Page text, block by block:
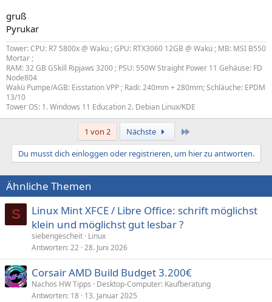
gruß
Pyrukar
Tower: CPU: R7 5800x @ Wakü ; GPU: RTX3060 12GB @ Wakü ; MB: MSI B550
Mortar ;
RAM: 32 GB GSkill Ripjaws 3200 ; PSU: 550W Straight Power 11 Gehäuse: FD
Node804
Wakü Pumpe/AGB: Eisstation VPP ; Radi: 240mm + 280mm; Schläuche: EPDM
13/10
Tower OS: 1. Windows 11 Education 2. Debian Linux/KDE
1 von 2 Nächste
Du musst dich einloggen oder registrieren, um hier zu antworten.
Ähnliche Themen
S
Linux Mint XFCE / Libre Office: schrift möglichst
klein und möglichst gut lesbar ?
siebengescheit Linux
Antworten 22 28. Juni 2026
Corsair AMD Build Budget 3.200€
Nachos HW Tipps
Desktop-Computer: Kaufberatung
Antworten 18 13. Januar 2025